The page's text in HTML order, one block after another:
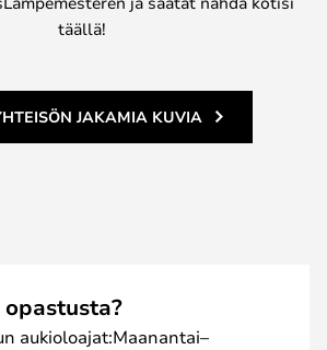
täällä!
JAKAMIA KUVIA
aukioloajat:Maanantai–